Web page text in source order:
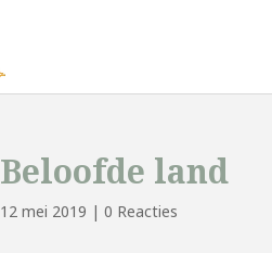
Beloofde land
12 mei 2019 |0 Reacties